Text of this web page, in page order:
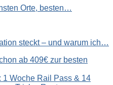
Orte, besten…
steckt – und warum ich…
ab 409€ zur besten
1 Woche Rail Pass & 14